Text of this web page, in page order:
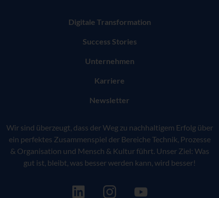
Digitale Transformation
Success Stories
Unternehmen
Karriere
Newsletter
Wir sind überzeugt, dass der Weg zu nachhaltigem Erfolg über
ein perfektes Zusammenspiel der Bereiche Technik, Prozesse
& Organisation und Mensch & Kultur führt. Unser Ziel: Was
gut ist, bleibt, was besser werden kann, wird besser!